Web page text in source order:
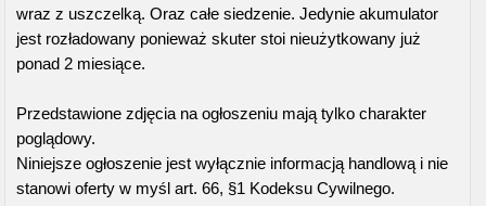
wraz z uszczelką. Oraz całe siedzenie. Jedynie akumulator
jest rozładowany ponieważ skuter stoi nieużytkowany już
ponad 2 miesiące.
Przedstawione zdjęcia na ogłoszeniu mają tylko charakter
poglądowy.
Niniejsze ogłoszenie jest wyłącznie informacją handlową i nie
stanowi oferty w myśl art. 66, §1 Kodeksu Cywilnego.